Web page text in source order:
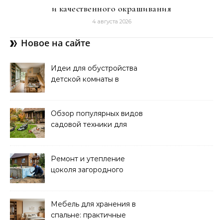
и качественного окрашивания
4 августа 2026
Новое на сайте
Идеи для обустройства
детской комнаты в
Обзор популярных видов
садовой техники для
Ремонт и утепление
цоколя загородного
Мебель для хранения в
спальне: практичные